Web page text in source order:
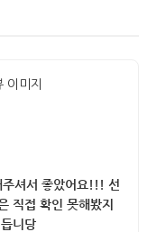
주셔서 좋았어요!!! 선
직접 확인 못해봤지
니당